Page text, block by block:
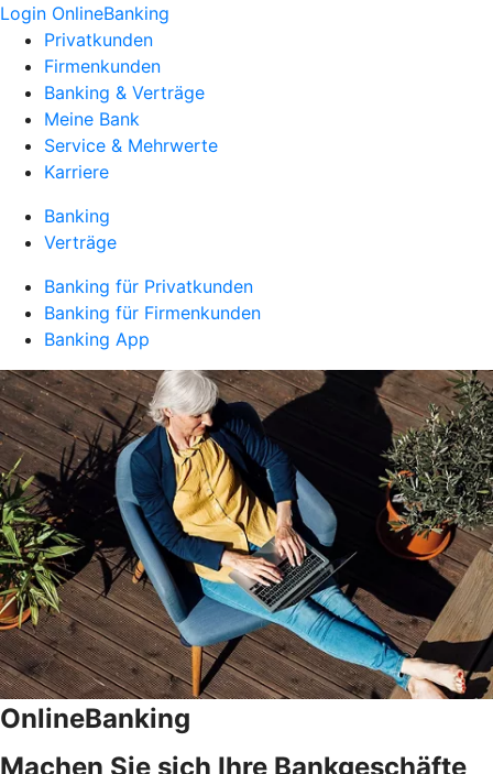
Login OnlineBanking
Privatkunden
Firmenkunden
Banking & Verträge
Meine Bank
Service & Mehrwerte
Karriere
Banking
Verträge
Banking für Privatkunden
Banking für Firmenkunden
Banking App
OnlineBanking
Machen Sie sich Ihre Bankgeschäfte